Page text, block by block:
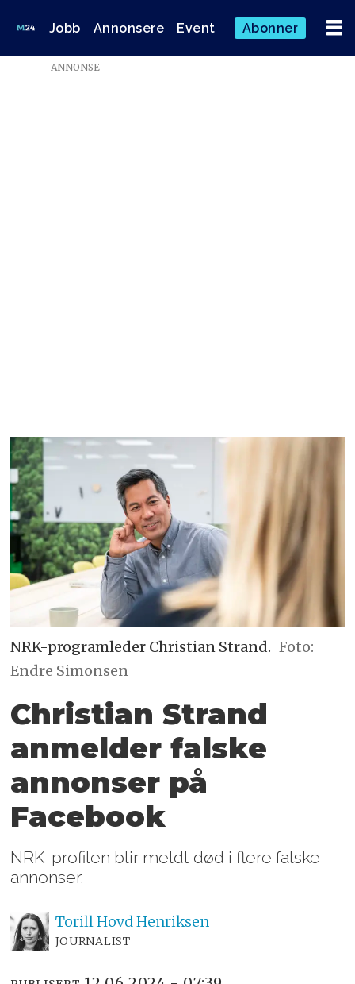
Jobb Annonsere Event Abonner
ANNONSE
NRK-programleder Christian Strand. Foto:
Endre Simonsen
Christian Strand
anmelder falske
annonser på
Facebook
NRK-profilen blir meldt død i flere falske
annonser.
Torill HovdHenriksen
JOURNALIST